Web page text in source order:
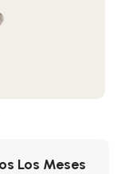
Los Meses